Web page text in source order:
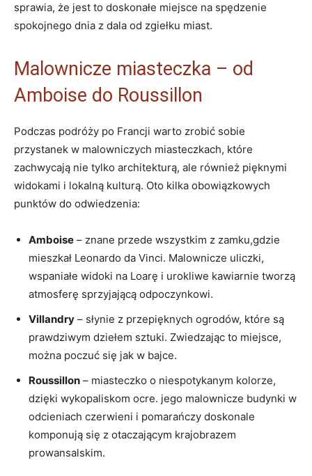
sprawia, że jest to doskonałe miejsce na spędzenie
spokojnego dnia z dala od zgiełku miast.
Malownicze miasteczka – od
Amboise do Roussillon
Podczas podróży po Francji warto zrobić sobie
przystanek w malowniczych miasteczkach, które
zachwycają nie tylko architekturą, ale również pięknymi
widokami i lokalną kulturą. Oto kilka obowiązkowych
punktów do odwiedzenia:
Amboise – znane przede wszystkim z zamku,gdzie
mieszkał Leonardo da Vinci. Malownicze uliczki,
wspaniałe widoki na Loarę i urokliwe kawiarnie tworzą
atmosferę sprzyjającą odpoczynkowi.
Villandry – słynie z przepięknych ogrodów, które są
prawdziwym dziełem sztuki. Zwiedzając to miejsce,
można poczuć się jak w bajce.
Roussillon – miasteczko o niespotykanym kolorze,
dzięki wykopaliskom ocre. jego malownicze budynki w
odcieniach czerwieni i pomarańczy doskonale
komponują się z otaczającym krajobrazem
prowansalskim.